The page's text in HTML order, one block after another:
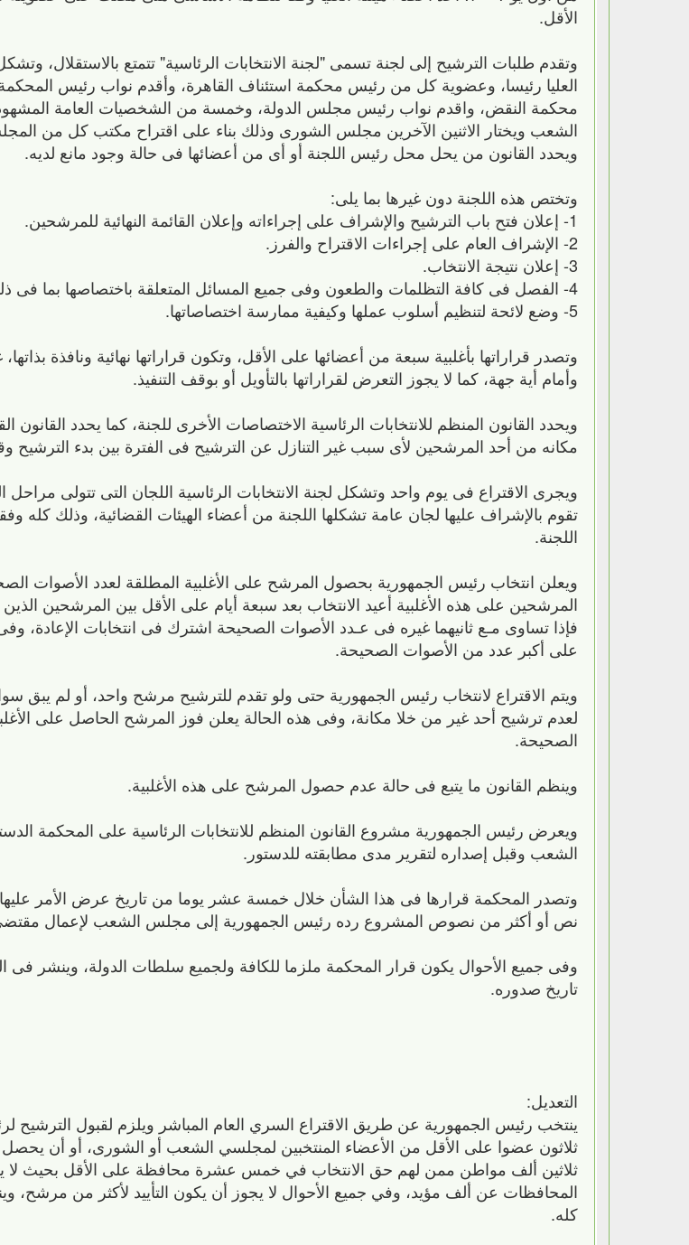
الأقل.
وتقدم طلبات الترشيح إلى لجنة تسمى "لجنة الانتخابات الرئاسية" تتمتع بالاستقلال،
العليا رئيسا، وعضوية كل من رئيس محكمة استئناف القاهرة، وأقدم نواب رئيس المحكمة
محكمة النقض، واقدم نواب رئيس مجلس الدولة، وخمسة من الشخصيات العامة المشهود
الشعب ويختار الاثنين الآخرين مجلس الشورى وذلك بناء على اقتراح مكتب كل من
ويحدد القانون من يحل محل رئيس اللجنة أو أى من أعضائها فى حالة وجود مانع لديه.
وتختص هذه اللجنة دون غيرها بما يلى:
1- إعلان فتح باب الترشيح والإشراف على إجراءاته وإعلان القائمة النهائية للمرشحين.
2- الإشراف العام على إجراءات الاقتراح والفرز.
3- إعلان نتيجة الانتخاب.
4- الفصل فى كافة التظلمات والطعون وفى جميع المسائل المتعلقة باختصاصها بما فى ذلك تنازع الاختصاص.
5- وضع لائحة لتنظيم أسلوب عملها وكيفية ممارسة اختصاصاتها.
وتصدر قراراتها بأغلبية سبعة من أعضائها على الأقل، وتكون قراراتها نهائية ونافذة
وأمام أية جهة، كما لا يجوز التعرض لقراراتها بالتأويل أو بوقف التنفيذ.
ويحدد القانون المنظم للانتخابات الرئاسية الاختصاصات الأخرى للجنة، كما يحدد
مكانه من أحد المرشحين لأى سبب غير التنازل عن الترشيح فى الفترة بين بدء الترشيح
ويجرى الاقتراع فى يوم واحد وتشكل لجنة الانتخابات الرئاسية اللجان التى تتولى مراحل
تقوم بالإشراف عليها لجان عامة تشكلها اللجنة من أعضاء الهيئات القضائية، وذلك كله
اللجنة.
ويعلن انتخاب رئيس الجمهورية بحصول المرشح على الأغلبية المطلقة لعدد الأصوات
المرشحين على هذه الأغلبية أعيد الانتخاب بعد سبعة أيام على الأقل بين المرشحين
فإذا تساوى مـع ثانيهما غيره فى عـدد الأصوات الصحيحة اشترك فى انتخابات الإعادة،
على أكبر عدد من الأصوات الصحيحة.
ويتم الاقتراع لانتخاب رئيس الجمهورية حتى ولو تقدم للترشيح مرشح واحد، أو لم يبق
لعدم ترشيح أحد غير من خلا مكانة، وفى هذه الحالة يعلن فوز المرشح الحاصل على
الصحيحة.
وينظم القانون ما يتبع فى حالة عدم حصول المرشح على هذه الأغلبية.
ويعرض رئيس الجمهورية مشروع القانون المنظم للانتخابات الرئاسية على المحكمة
الشعب وقبل إصداره لتقرير مدى مطابقته للدستور.
وتصدر المحكمة قرارها فى هذا الشأن خلال خمسة عشر يوما من تاريخ عرض الأمر
نص أو أكثر من نصوص المشروع رده رئيس الجمهورية إلى مجلس الشعب لإعمال مقتضى
وفى جميع الأحوال يكون قرار المحكمة ملزما للكافة ولجميع سلطات الدولة، وينشر فى
تاريخ صدوره.
التعديل:
ينتخب رئيس الجمهورية عن طريق الاقتراع السري العام المباشر ويلزم لقبول الترشيح
ثلاثون عضوا على الأقل من الأعضاء المنتخبين لمجلسي الشعب أو الشورى، أو أن
ثلاثين ألف مواطن ممن لهم حق الانتخاب في خمس عشرة محافظة على الأقل بحيث لا
المحافظات عن ألف مؤيد، وفي جميع الأحوال لا يجوز أن يكون التأييد لأكثر من مرشح،
كله.